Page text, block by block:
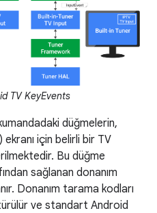
TV KeyEvents
düğmelerin,
için belirli bir TV
Bu düğme
sağlanan donanım
Donanım tarama kodları
ve standart Android